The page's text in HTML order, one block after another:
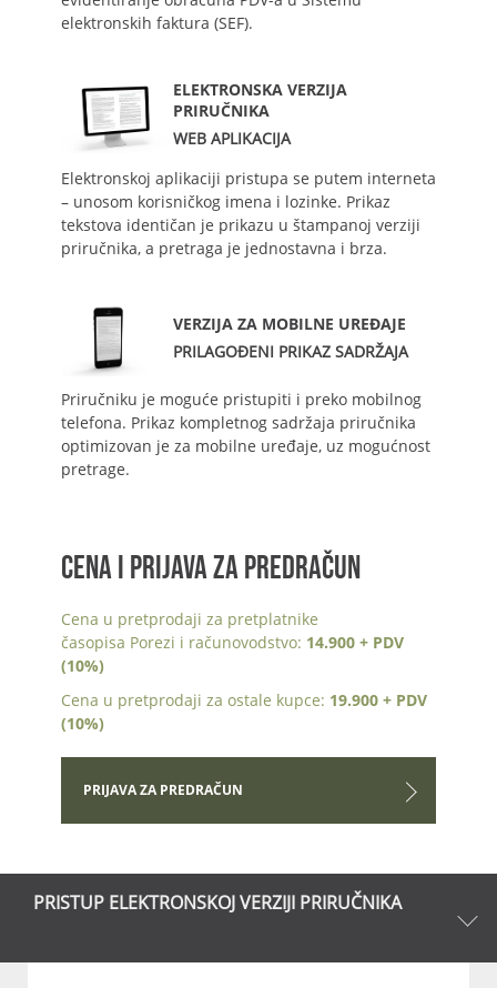
elektronskih faktura (SEF).
ELEKTRONSKA VERZIJA
PRIRUČNIKA
WEB APLIKACIJA
Elektronskoj aplikaciji pristupa se putem interneta
– unosom korisničkog imena i lozinke. Prikaz
tekstova identičan je prikazu u štampanoj verziji
priručnika, a pretraga je jednostavna i brza.
VERZIJA ZA MOBILNE UREĐAJE
PRILAGOĐENI PRIKAZ SADRŽAJA
Priručniku je moguće pristupiti i preko mobilnog
telefona. Prikaz kompletnog sadržaja priručnika
optimizovan je za mobilne uređaje, uz mogućnost
pretrage.
CENA I PRIJAVA ZA PREDRAČUN
Cena u pretprodaji za pretplatnike
časopisa Porezi i računovodstvo: 14.900 + PDV
(10%)
Cena u pretprodaji za ostale kupce: 19.900 + PDV
(10%)
PRIJAVA ZA PREDRAČUN
PRISTUP ELEKTRONSKOJ VERZIJI PRIRUČNIKA